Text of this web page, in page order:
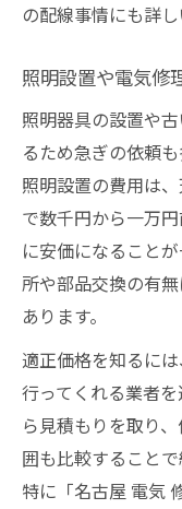
の配線事情にも詳し
照明設置や電気修
照明器具の設置や
るため急ぎの依頼
照明設置の費用は
で数千円から一万
に安価になること
所や部品交換の有
あります。
適正価格を知るに
行ってくれる業者
ら見積もりを取り
囲も比較すること
特に「名古屋 電気